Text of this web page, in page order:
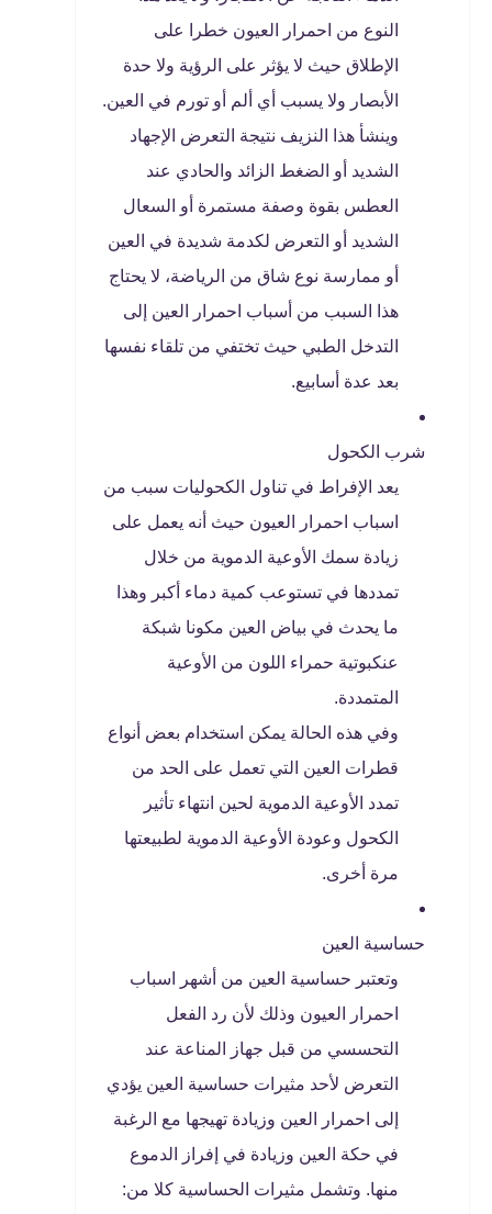
النوع من احمرار العيون خطرا على
الإطلاق حيث لا يؤثر على الرؤية ولا حدة
الأبصار ولا يسبب أي ألم أو تورم في العين.
وينشأ هذا النزيف نتيجة التعرض الإجهاد
الشديد أو الضغط الزائد والحادي عند
العطس بقوة وصفة مستمرة أو السعال
الشديد أو التعرض لكدمة شديدة في العين
أو ممارسة نوع شاق من الرياضة، لا يحتاج
هذا السبب من أسباب احمرار العين إلى
التدخل الطبي حيث تختفي من تلقاء نفسها
بعد عدة أسابيع.
شرب الكحول
يعد الإفراط في تناول الكحوليات سبب من
اسباب احمرار العيون حيث أنه يعمل على
زيادة سمك الأوعية الدموية من خلال
تمددها في تستوعب كمية دماء أكبر وهذا
ما يحدث في بياض العين مكونا شبكة
عنكبوتية حمراء اللون من الأوعية
المتمددة.
وفي هذه الحالة يمكن استخدام بعض أنواع
قطرات العين التي تعمل على الحد من
تمدد الأوعية الدموية لحين انتهاء تأثير
الكحول وعودة الأوعية الدموية لطبيعتها
مرة أخرى.
حساسية العين
وتعتبر حساسية العين من أشهر اسباب
احمرار العيون وذلك لأن رد الفعل
التحسسي من قبل جهاز المناعة عند
التعرض لأحد مثيرات حساسية العين يؤدي
إلى احمرار العين وزيادة تهيجها مع الرغبة
في حكة العين وزيادة في إفراز الدموع
منها. وتشمل مثيرات الحساسية كلا من: